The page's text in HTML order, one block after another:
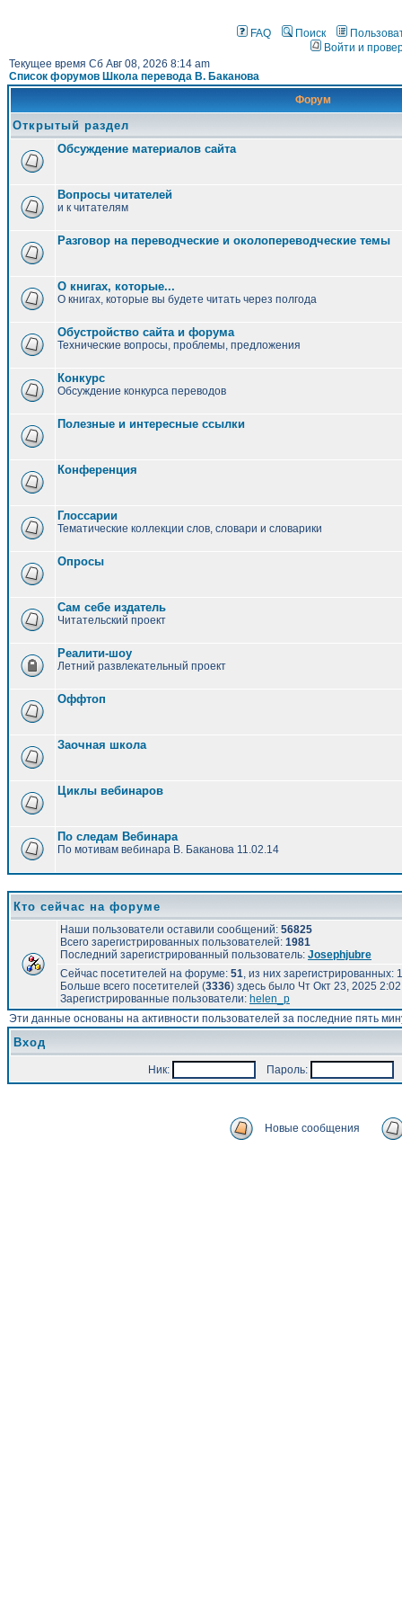
FAQ Поиск
Войти и
Текущее время Сб Авг 08, 2026 8:14 am
Список форумов Школа перевода В. Баканова
Форум
Открытый раздел
Обсуждение материалов сайта
Вопросы читателей
и к читателям
Разговор на переводческие и околопереводческие темы
О книгах, которые...
О книгах, которые вы будете читать через полгода
Обустройство сайта и форума
Технические вопросы, проблемы, предложения
Конкурс
Обсуждение конкурса переводов
Полезные и интересные ссылки
Конференция
Глоссарии
Тематические коллекции слов, словари и словарики
Опросы
Сам себе издатель
Читательский проект
Реалити-шоу
Летний развлекательный проект
Оффтоп
Заочная школа
Циклы вебинаров
По следам Вебинара
По мотивам вебинара В. Баканова 11.02.14
Кто сейчас на форуме
Наши пользователи оставили сообщений: 56825
Всего зарегистрированных пользователей: 1981
Последний зарегистрированный пользователь: Josephjubre
Сейчас посетителей на форуме: 51, из них
Больше всего посетителей (3336) здесь было Чт Окт 23, 2025
Зарегистрированные пользователи: helen_p
Эти данные основаны на активности пользователей за последние пять
Вход
Ник: Пароль:
Новые сообщения